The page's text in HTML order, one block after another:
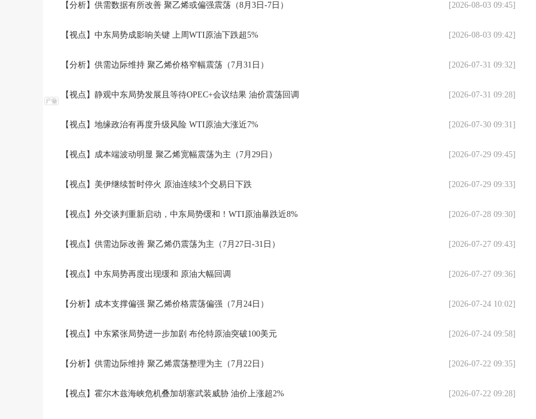
【分析】供需数据有所改善 聚乙烯或偏强震荡（8月3日-7日） [2026-08-03 09:45]
【视点】中东局势成影响关键 上周WTI原油下跌超5% [2026-08-03 09:42]
【分析】供需边际维持 聚乙烯价格窄幅震荡（7月31日） [2026-07-31 09:32]
【视点】静观中东局势发展且等待OPEC+会议结果 油价震荡回调 [2026-07-31 09:28]
【视点】地缘政治有再度升级风险 WTI原油大涨近7% [2026-07-30 09:31]
【视点】成本端波动明显 聚乙烯宽幅震荡为主（7月29日） [2026-07-29 09:45]
【视点】美伊继续暂时停火 原油连续3个交易日下跌 [2026-07-29 09:33]
【视点】外交谈判重新启动，中东局势缓和！WTI原油暴跌近8% [2026-07-28 09:30]
【视点】供需边际改善 聚乙烯仍震荡为主（7月27日-31日） [2026-07-27 09:43]
【视点】中东局势再度出现缓和 原油大幅回调 [2026-07-27 09:36]
【分析】成本支撑偏强 聚乙烯价格震荡偏强（7月24日） [2026-07-24 10:02]
【视点】中东紧张局势进一步加剧 布伦特原油突破100美元 [2026-07-24 09:58]
【分析】供需边际维持 聚乙烯震荡整理为主（7月22日） [2026-07-22 09:35]
【视点】霍尔木兹海峡危机叠加胡塞武装威胁 油价上涨超2% [2026-07-22 09:28]